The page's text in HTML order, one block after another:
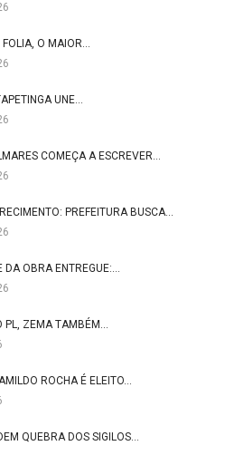
FOLIA, O MAIOR…
UNE…
COMEÇA A ESCREVER…
PREFEITURA BUSCA…
DA OBRA ENTREGUE:…
PL, ZEMA TAMBÉM…
ROCHA É ELEITO…
QUEBRA DOS SIGILOS…